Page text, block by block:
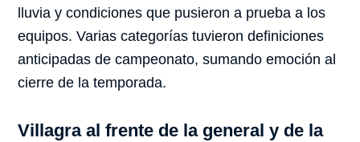
lluvia y condiciones que pusieron a prueba a los
equipos. Varias categorías tuvieron definiciones
anticipadas de campeonato, sumando emoción al
cierre de la temporada.
Villagra al frente de la general y de la